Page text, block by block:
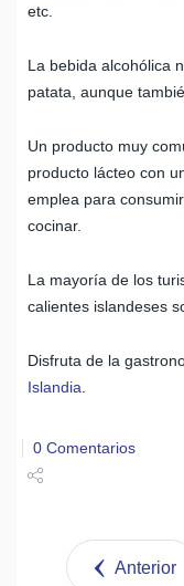
etc.
La bebida alcohólica
patata, aunque
Un producto muy
producto lácteo con
emplea para
cocinar.
La mayoría de los
calientes islandeses
Disfruta de la
Islandia
0 Comentarios
Tweet
Anterior